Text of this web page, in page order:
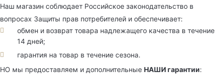
Наш магазин соблюдает Российское законодательство в
вопросах Защиты прав потребителей и обеспечивает:
обмен и возврат товара надлежащего качества в течение
14 дней;
гарантия на товар в течение сезона.
НО мы предоставляем и дополнительные НАШИ гарантии: